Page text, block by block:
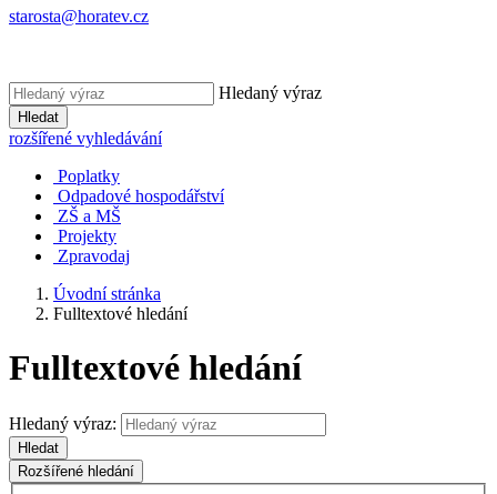
starosta@horatev.cz
Hledaný výraz
Hledat
rozšířené vyhledávání
Poplatky
Odpadové hospodářství
ZŠ a MŠ
Projekty
Zpravodaj
Úvodní stránka
Fulltextové hledání
Fulltextové hledání
Hledaný výraz:
Hledat
Rozšířené hledání